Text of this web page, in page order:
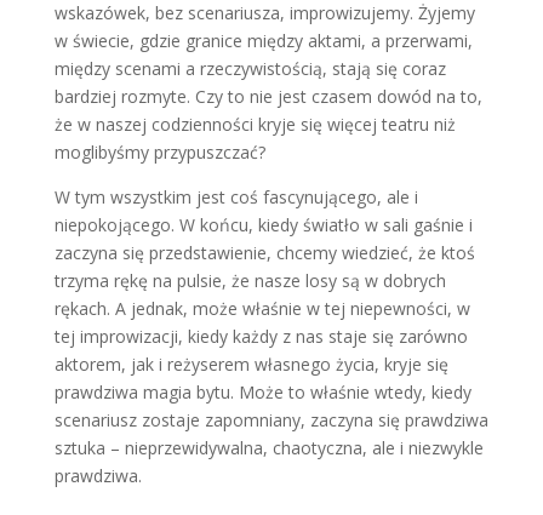
wskazówek, bez scenariusza, improwizujemy. Żyjemy
w świecie, gdzie granice między aktami, a przerwami,
między scenami a rzeczywistością, stają się coraz
bardziej rozmyte. Czy to nie jest czasem dowód na to,
że w naszej codzienności kryje się więcej teatru niż
moglibyśmy przypuszczać?
W tym wszystkim jest coś fascynującego, ale i
niepokojącego. W końcu, kiedy światło w sali gaśnie i
zaczyna się przedstawienie, chcemy wiedzieć, że ktoś
trzyma rękę na pulsie, że nasze losy są w dobrych
rękach. A jednak, może właśnie w tej niepewności, w
tej improwizacji, kiedy każdy z nas staje się zarówno
aktorem, jak i reżyserem własnego życia, kryje się
prawdziwa magia bytu. Może to właśnie wtedy, kiedy
scenariusz zostaje zapomniany, zaczyna się prawdziwa
sztuka – nieprzewidywalna, chaotyczna, ale i niezwykle
prawdziwa.